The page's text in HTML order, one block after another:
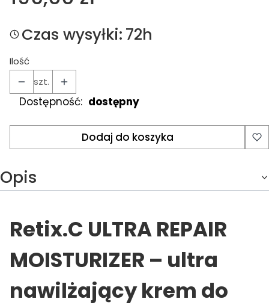
Czas wysyłki:72h
Ilość
szt.
Dostępność: dostępny
Dodaj do koszyka
Opis
Retix.C ULTRA REPAIR
MOISTURIZER – ultra
nawilżający krem do